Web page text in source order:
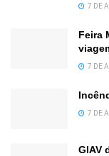
7 DE
Feira
7 DE
7 DE
GIAV